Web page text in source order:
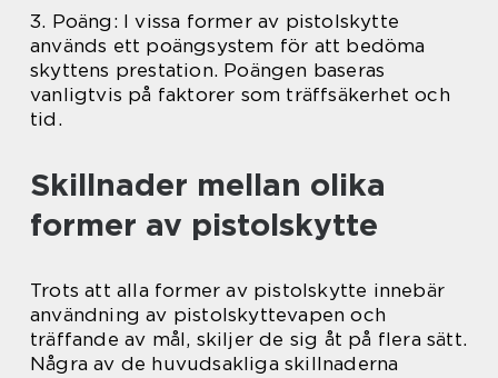
3. Poäng: I vissa former av pistolskytte
används ett poängsystem för att bedöma
skyttens prestation. Poängen baseras
vanligtvis på faktorer som träffsäkerhet och
tid.
Skillnader mellan olika
former av pistolskytte
Trots att alla former av pistolskytte innebär
användning av pistolskyttevapen och
träffande av mål, skiljer de sig åt på flera sätt.
Några av de huvudsakliga skillnaderna